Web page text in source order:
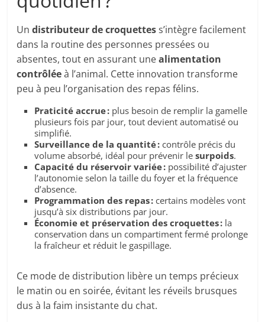
Undistributeur de croquettess’intègre facilement
dans la routine des personnes pressées ou
absentes, tout en assurant unealimentation
contrôléeà l’animal. Cette innovation transforme
peu à peu l’organisation des repas félins.
Praticité accrue : plus besoin de remplir la gamelle
plusieurs fois par jour, tout devient automatisé ou
simplifié.
Surveillance de la quantité : contrôle précis du
volume absorbé, idéal pour prévenir lesurpoids.
Capacité du réservoir variée : possibilité d’ajuster
l’autonomie selon la taille du foyer et la fréquence
d’absence.
Programmation des repas : certains modèles vont
jusqu’à six distributions par jour.
Économie et préservation des croquettes : la
conservation dans un compartiment fermé prolonge
la fraîcheur et réduit le gaspillage.
Ce mode de distribution libère un temps précieux
le matin ou en soirée, évitant les réveils brusques
dus à la faim insistante du chat.